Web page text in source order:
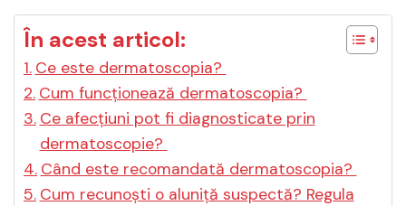
În acest articol:
Ce este dermatoscopia?
Cum funcționează dermatoscopia?
Ce afecțiuni pot fi diagnosticate prin
dermatoscopie?
Când este recomandată dermatoscopia?
Cum recunoști o aluniță suspectă? Regula